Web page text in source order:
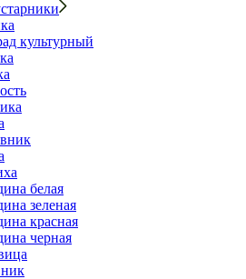
культурный
белая
зеленая
красная
черная